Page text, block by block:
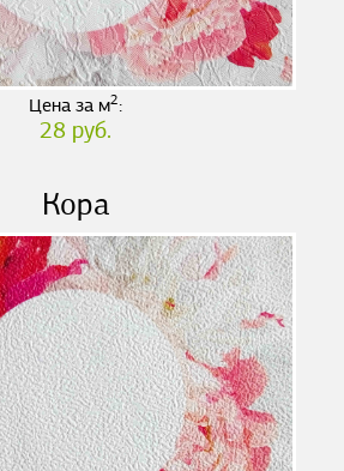
Цена за м2:
28 руб.
Кора